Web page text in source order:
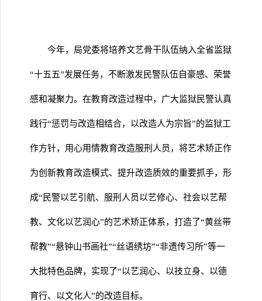
今年，局党委将培养文艺骨干队伍纳入全省监狱
“十五五”发展任务，不断激发民警队伍自豪感、荣誉
感和凝聚力。在教育改造过程中，广大监狱民警认真
践行“惩罚与改造相结合，以改造人为宗旨”的监狱工
作方针，用心用情教育改造服刑人员，将艺术矫正作
为创新教育改造模式、提升改造质效的重要抓手，形
成“民警以艺引航、服刑人员以艺修心、社会以艺帮
教、文化以艺润心”的艺术矫正体系，打造了“黄丝带
帮教”“悬钟山书画社”“丝语绣坊”“非遗传习所”等一
大批特色品牌，实现了“以艺润心、以技立身、以德
育行、以文化人”的改造目标。